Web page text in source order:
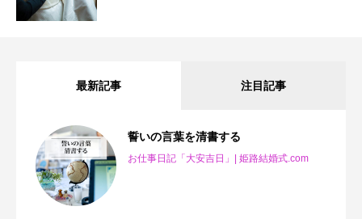
最新記事 注目記事
誓いの言葉を清書する
お仕事日記「大安吉日」| 姫路結婚式.com